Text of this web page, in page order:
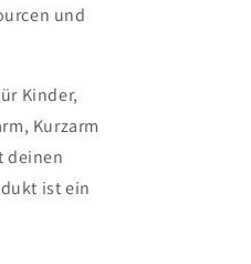
und
Kinder,
Kurzarm
deinen
ist ein